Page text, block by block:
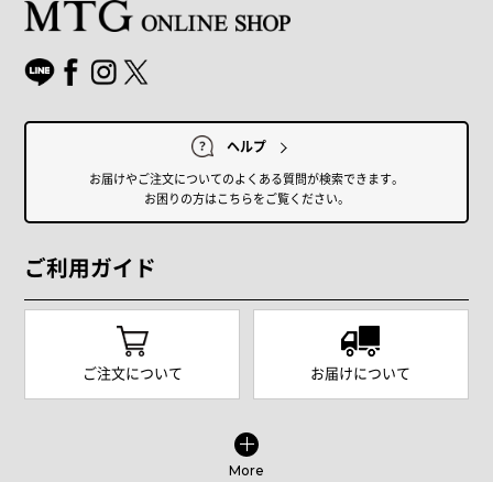
ヘルプ
お届けやご注文についてのよくある質問が検索できます。
お困りの方はこちらをご覧ください。
ご利用ガイド
ご注文について お届けについて
More